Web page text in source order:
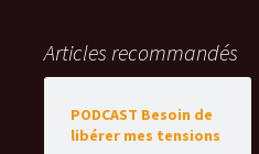
Articles recommandés
PODCAST Besoin de
libérer mes tensions